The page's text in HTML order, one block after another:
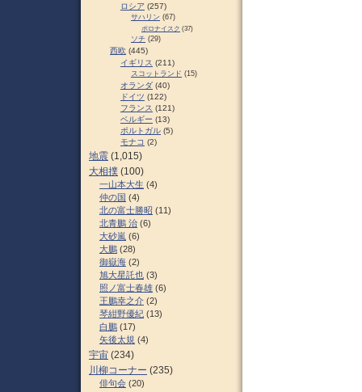
ロシア (257)
サハリン (67)
ポロナイスク (37)
ソチ (29)
西欧 (445)
イギリス (211)
スコットランド (15)
オランダ (40)
ドイツ (122)
フランス (121)
ベルギー (13)
ポルトガル (5)
モナコ (2)
地震 (1,015)
大相撲 (100)
一山本大生 (4)
仲の国 (4)
北の富士勝昭 (11)
北青鵬 治 (6)
大砂嵐 (6)
大鵬 (28)
御嶽海 (2)
旭大星託也 (3)
照ノ富士春雄 (6)
王鵬幸之介 (2)
琴紺野優紀 (13)
白鵬 (17)
矢後太規 (4)
宇宙 (234)
川柳コーナー (235)
俳句会 (20)